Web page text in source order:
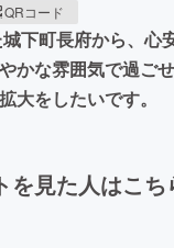
QRコード
下町長府から、心
かな雰囲気で過ご
大をしたいです。
を見た人はこ